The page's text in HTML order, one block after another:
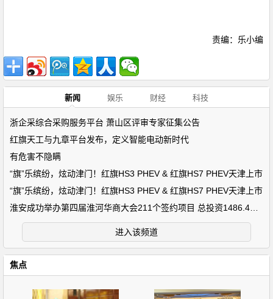
责编：乐小编
新闻 娱乐 财经 科技
浙企采综合采购服务平台 萧山区评审专家征集公告
红旗天工与九章平台发布，定义智能电动新时代
有危害不隐瞒
“旗”乐缤纷，炫动津门！红旗HS3 PHEV & 红旗HS7 PHEV天津上市
“旗”乐缤纷，炫动津门！红旗HS3 PHEV & 红旗HS7 PHEV天津上市
进入该频道
焦点